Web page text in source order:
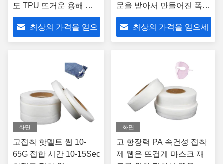
도 TPU 뜨거운 용해 접
착성 웹 필름
최상의 가격을 얻으
문을 받아서 만들어진 폭
뜨거운 용해 접착성 웹 영
화
최상의 가격을 얻으세
화면
고접착 핫멜트 웹 10-
65G 접합 시간 10-15Sec
화면
고 항장력 PA 속건성 접착
제 웹은 뜨겁게 마스크 재